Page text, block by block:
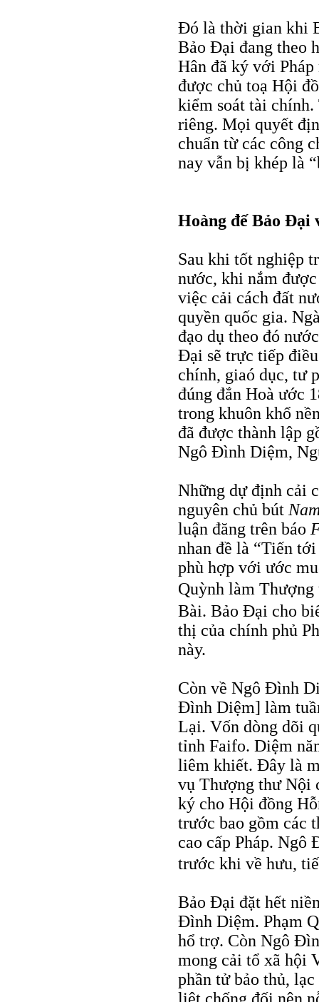
Đó là thời gian khi
Bảo Đại đang theo
Hân đã ký với
được chủ toạ Hội
kiểm soát tài chính.
riêng. Mọi quyết
chuẩn từ các công
nay vẫn bị khép là
Hoàng đế Bảo
Sau khi tốt nghiệp
nước, khi nắm
việc cải cách đất
quyền quốc gia.
đạo dụ theo đó
Đại sẽ trực tiếp
chính, giaó dục, tư
đúng đắn Hoà ước
trong khuôn khổ
đã được thành lập
Ngô Đình Diệm,
Những dự định cải
nguyên chủ bút
luận đăng trên báo
nhan đề là “Tiến
phù hợp với ước
Quỳnh làm
Bài. Bảo Đại cho
thị của chính phủ
này.
Còn về Ngô Đình
Đình Diệm] làm
Lại. Vốn dòng dõi
tỉnh Faifo. Diệm
liêm khiết. Đây là
vụ Thượng thư Nội
ký cho Hội đồng
trước bao gồm các
cao cấp Pháp.
trước khi về hưu,
Bảo Đại đặt hết
Đình Diệm. Phạm
hổ trợ. Còn Ngô
mong cải tổ xã hội
phần tử bảo thủ,